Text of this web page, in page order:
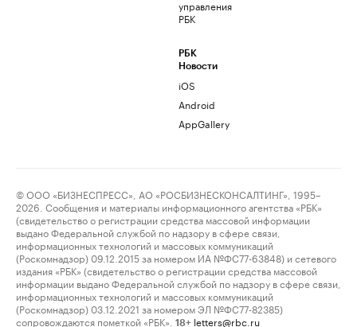
управления
РБК
РБК
Новости
iOS
Android
AppGallery
© ООО «БИЗНЕСПРЕСС», АО «РОСБИЗНЕСКОНСАЛТИНГ», 1995–
2026. Сообщения и материалы информационного агентства «РБК»
(свидетельство о регистрации средства массовой информации
выдано Федеральной службой по надзору в сфере связи,
информационных технологий и массовых коммуникаций
(Роскомнадзор) 09.12.2015 за номером ИА №ФС77-63848) и сетевого
издания «РБК» (свидетельство о регистрации средства массовой
информации выдано Федеральной службой по надзору в сфере связи,
информационных технологий и массовых коммуникаций
(Роскомнадзор) 03.12.2021 за номером ЭЛ №ФС77-82385)
сопровождаются пометкой «РБК».
18+ letters@rbc.ru